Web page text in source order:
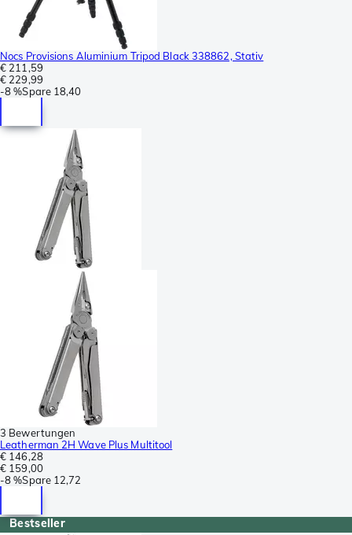
Nocs Provisions Aluminium Tripod Black 338862, Stativ
€ 211,59
€ 229,99
-8 %Spare 18,40
3 Bewertungen
Leatherman 2H Wave Plus Multitool
€ 146,28
€ 159,00
-8 %Spare 12,72
Bestseller